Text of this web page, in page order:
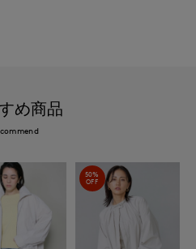
め商品
50%
OFF